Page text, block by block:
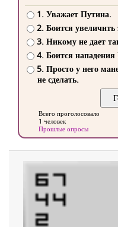
1. Уважает Путина.
2. Боится
3. Никому не дает
4. Боится
5. Просто у него
не сделать.
Всего проголосовало
1 человек
Прошлые опросы